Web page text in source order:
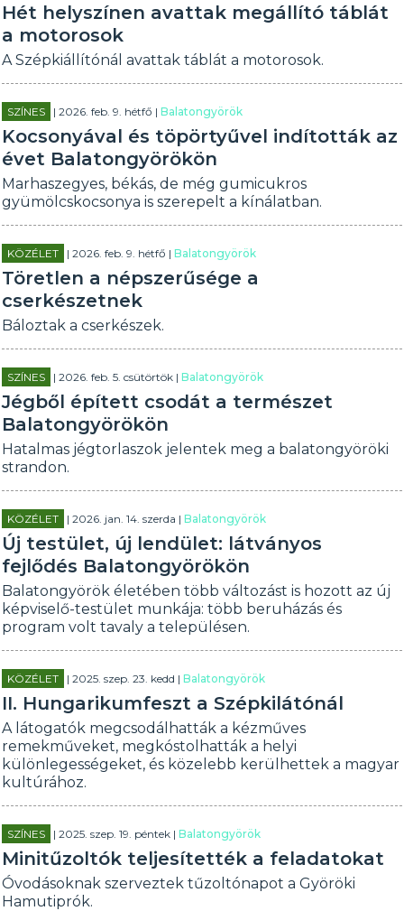
Hét helyszínen avattak megállító táblát
a motorosok
A Szépkiállítónál avattak táblát a motorosok.
SZÍNES | 2026. feb. 9. hétfő |Balatongyörök
Kocsonyával és töpörtyűvel indították az
évet Balatongyörökön
Marhaszegyes, békás, de még gumicukros
gyümölcskocsonya is szerepelt a kínálatban.
KÖZÉLET | 2026. feb. 9. hétfő |Balatongyörök
Töretlen a népszerűsége a
cserkészetnek
Báloztak a cserkészek.
SZÍNES | 2026. feb. 5. csütörtök |Balatongyörök
Jégből épített csodát a természet
Balatongyörökön
Hatalmas jégtorlaszok jelentek meg a balatongyöröki
strandon.
KÖZÉLET | 2026. jan. 14. szerda |Balatongyörök
Új testület, új lendület: látványos
fejlődés Balatongyörökön
Balatongyörök életében több változást is hozott az új
képviselő-testület munkája: több beruházás és
program volt tavaly a településen.
KÖZÉLET | 2025. szep. 23. kedd |Balatongyörök
II. Hungarikumfeszt a Szépkilátónál
A látogatók megcsodálhatták a kézműves
remekműveket, megkóstolhatták a helyi
különlegességeket, és közelebb kerülhettek a magyar
kultúrához.
SZÍNES | 2025. szep. 19. péntek |Balatongyörök
Minitűzoltók teljesítették a feladatokat
Óvodásoknak szerveztek tűzoltónapot a Györöki
Hamutiprók.